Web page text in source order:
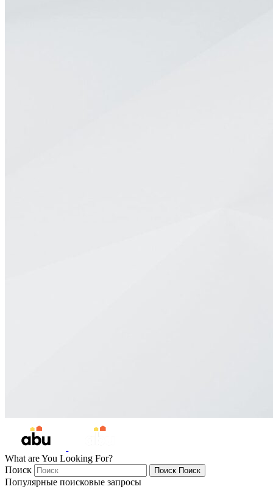
What are You Looking For?
Поиск
Поиск Поиск
Популярные поисковые запросы